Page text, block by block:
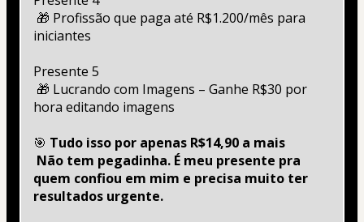
iniciantes
Presente 5
hora editando imagens
🎯 Tudo isso por apenas R$14,90 a mais
quem confiou em mim e precisa muito ter
resultados urgente.